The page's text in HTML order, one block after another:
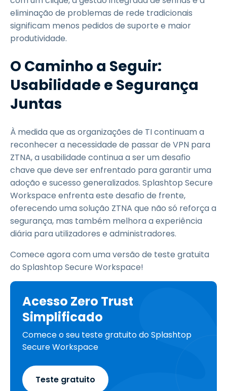
eliminação de problemas de rede tradicionais
significam menos pedidos de suporte e maior
produtividade.
O Caminho a Seguir:
Usabilidade e Segurança
Juntas
À medida que as organizações de TI continuam a
reconhecer a necessidade de passar de VPN para
ZTNA, a usabilidade continua a ser um desafio
chave que deve ser enfrentado para garantir uma
adoção e sucesso generalizados. Splashtop Secure
Workspace enfrenta este desafio de frente,
oferecendo uma solução ZTNA que não só reforça a
segurança, mas também melhora a experiência
diária para utilizadores e administradores.
Comece agora com uma versão de teste gratuita
do Splashtop Secure Workspace!
Acesso Zero Trust
Simplificado
Comece o seu teste gratuito do Splashtop
Secure Workspace
Teste gratuito